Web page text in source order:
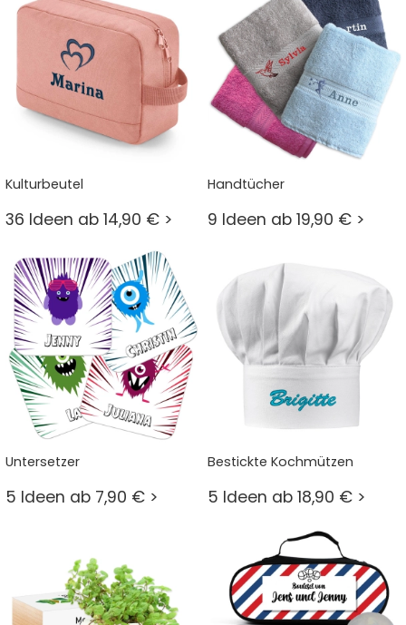
Kulturbeutel
36 Ideen ab 14,90 € >
Handtücher
9 Ideen ab 19,90 € >
Untersetzer
5 Ideen ab 7,90 € >
Bestickte Kochmützen
5 Ideen ab 18,90 € >